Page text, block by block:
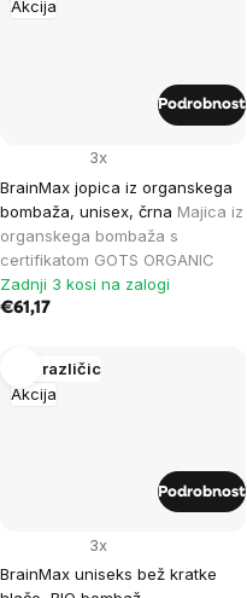
Akcija
BrainMax jopica iz organskega
bombaža, unisex, črna Majica iz
organskega bombaža s
certifikatom GOTS ORGANIC
3x
Zadnji 3 kosi na zalogi
€61,17
Podrobnost
Akcija
Več različic
BrainMax uniseks bež kratke
3x
Podrobnost